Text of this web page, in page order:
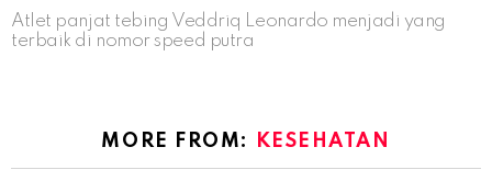
Atlet panjat tebing Veddriq Leonardo menjadi yang
terbaik di nomor speed putra
MORE FROM: KESEHATAN